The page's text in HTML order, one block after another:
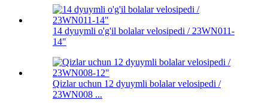
14 dyuymli o'g'il bolalar velosipedi / 23WN011-
14"
Qizlar uchun 12 dyuymli bolalar velosipedi /
23WN008 ...